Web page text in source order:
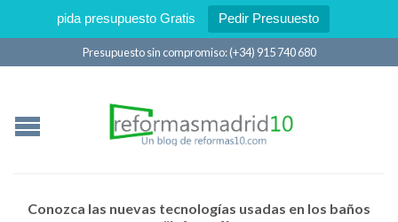
pida presupuesto Gratis Pedir Presuuesto
Presupuesto sin compromiso: (+34) 915 740 680
Conozca las nuevas tecnologías usadas en los baños